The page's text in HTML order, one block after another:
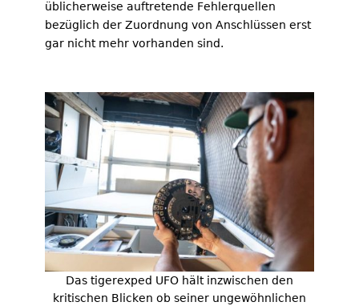
üblicherweise auftretende Fehlerquellen
bezüglich der Zuordnung von Anschlüssen erst
gar nicht mehr vorhanden sind.
Das tigerexped UFO hält inzwischen den
kritischen Blicken ob seiner ungewöhnlichen